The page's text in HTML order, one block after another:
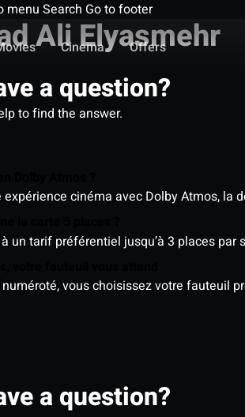
menu Search Go to footer
Cinema Offers
Ali Elyasmehr
a question?
to find the answer.
cinéma avec Dolby Atmos,
un tarif préférentiel jusqu’à 3 places
vous choisissez votre fauteuil
a question?